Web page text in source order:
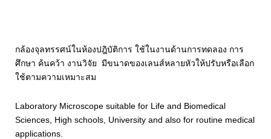
กล้องจุลทรรศน์ในห้องปฎิบัติการ ใช้ในงานด้านการทดลอง การ
ศึกษา ค้นคว้า งานวิจัย มีขนาดของเลนส์หลายหัวให้ปรับหรือเลือก
ใช้ตามความเหมาะสม
Laboratory Microscope suitable for Life and Biomedical
Sciences, High schools, University and also for routine medical
applications.